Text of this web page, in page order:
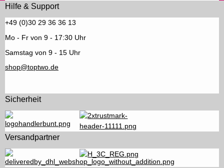
Hilfe & Support
+49 (0)30 29 36 36 13
Mo - Fr von 9 - 17:30 Uhr
Samstag von 9 - 15 Uhr
shop@toptwo.de
Sicherheit
Versandpartner